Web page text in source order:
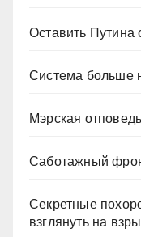
Оставить Путина
Система больше
Мэрская отповедь
Саботажный
Секретные
взглянуть на